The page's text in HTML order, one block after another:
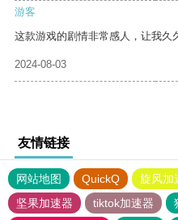
游客
这款游戏的剧情非常感人，让我久
2024-08-03
友情链接
网站地图 QuickQ 旋风加
坚果加速器
tiktok加速器